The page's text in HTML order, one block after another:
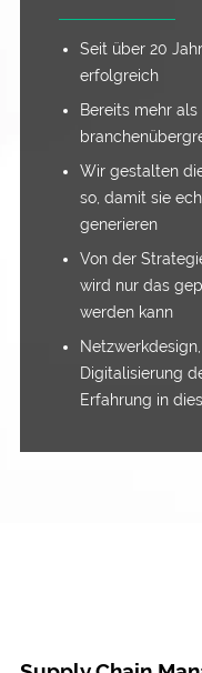
Seit über 20
erfolgreich
Bereits mehr
Wir gestalten
so, damit sie
generieren
Von der
wird nur das
werden kann
Digitalisierung
Erfahrung in